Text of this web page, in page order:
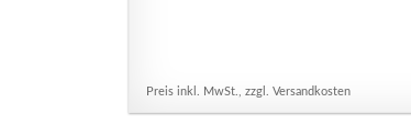
Preis inkl. MwSt., zzgl. Versandkosten